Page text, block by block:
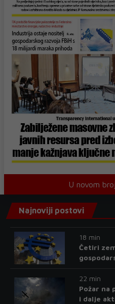
U novom
Najnoviji postovi
18 min
Četiri
22 min
Požar na
i dalje